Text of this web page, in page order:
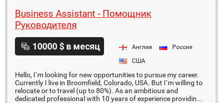
Business Assistant - Помощник
Руководителя
10000 $ в месяц Англия
Россия
США
Hello, I`m looking for new opportunities to pursue my career.
Currently I live in Broomfield, Colorado, USA. But I`m willing to
relocate or to travel (up to 80%). As an ambitious and
dedicated professional with 10 years of experience providin...